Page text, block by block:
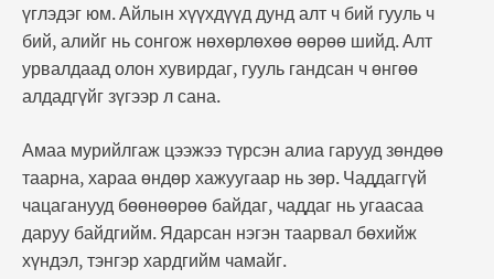
үглэдэг юм. Айлын хүүхдүүд дунд алт ч бий гууль ч
бий, алийг нь сонгож нөхөрлөхөө өөрөө шийд. Алт
урвалдаад олон хувирдаг, гууль гандсан ч өнгөө
алдадгүйг зүгээр л сана.
Амаа мурийлгаж цээжээ түрсэн алиа гарууд зөндөө
таарна, хараа өндөр хажуугаар нь зөр. Чаддаггүй
чацаганууд бөөнөөрөө байдаг, чаддаг нь угаасаа
даруу байдгийм. Ядарсан нэгэн таарвал бөхийж
хүндэл, тэнгэр хардгийм чамайг.